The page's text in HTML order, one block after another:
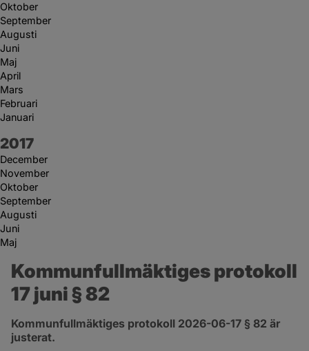
Oktober
September
Augusti
Juni
Maj
April
Mars
Februari
Januari
År:
2017
December
November
Oktober
September
Augusti
Juni
Maj
Kommunfullmäktiges protokoll
17 juni § 82
Kommunfullmäktiges protokoll 2026-06-17 § 82 är
justerat.